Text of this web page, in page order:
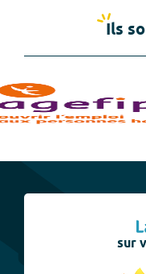
Ils
sur